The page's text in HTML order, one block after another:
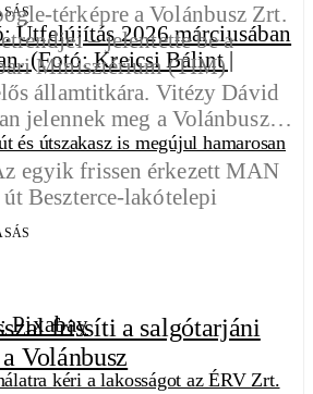
és útszakasz is megújul hamarosan
kéri a lakosságot az ÉRV Zrt.
térképre a Volánbusz Zrt.
– jelentette be a
Minisztérium (TIM)
államtitkára. Vitézy Dávid
jelennek meg a Volánbusz…
frissíti a salgótarjáni
Volánbusz